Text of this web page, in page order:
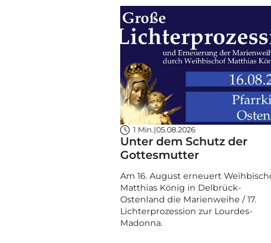
1 Min.|05.08.2026
Unter dem Schutz der
Gottesmutter
Am 16. August erneuert
Matthias König in Delbrück-
Ostenland die Marienweihe / 17.
Lichterprozession zur Lourdes-
Madonna.